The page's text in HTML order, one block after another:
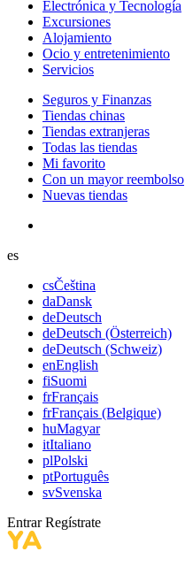
Electrónica y Tecnología
Excursiones
Alojamiento
Ocio y entretenimiento
Servicios
Seguros y Finanzas
Tiendas chinas
Tiendas extranjeras
Todas las tiendas
Mi favorito
Con un mayor reembolso
Nuevas tiendas
es
csČeština
daDansk
deDeutsch
deDeutsch (Österreich)
deDeutsch (Schweiz)
enEnglish
fiSuomi
frFrançais
frFrançais (Belgique)
huMagyar
itItaliano
plPolski
ptPortuguês
svSvenska
Entrar Regístrate